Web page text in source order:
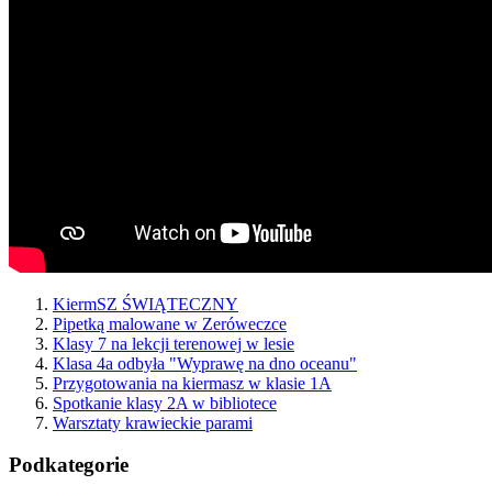
KiermSZ ŚWIĄTECZNY
Pipetką malowane w Zeróweczce
Klasy 7 na lekcji terenowej w lesie
Klasa 4a odbyła "Wyprawę na dno oceanu"
Przygotowania na kiermasz w klasie 1A
Spotkanie klasy 2A w bibliotece
Warsztaty krawieckie parami
Podkategorie